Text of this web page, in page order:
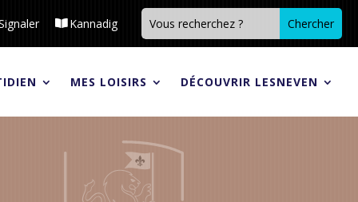
Kannadig
MES LOISIRS DÉCOUVRIR LESNEVEN